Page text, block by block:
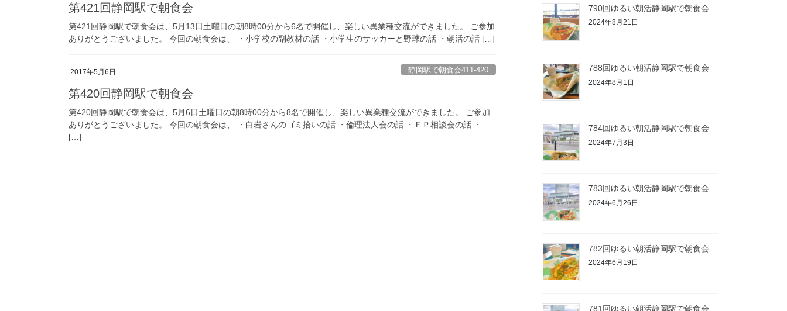
第421回静岡駅で朝食会
第421回静岡駅で朝食会は、5月13日土曜日の朝8時00分から6名で開催し、楽しい異業種交流ができました。 ご参加
ありがとうございました。 今回の朝食会は、 ・小学校の副教材の話 ・小学生のサッカーと野球の話 ・朝活の話 […]
2017年5月6日 静岡駅で朝食会411-420
第420回静岡駅で朝食会
第420回静岡駅で朝食会は、5月6日土曜日の朝8時00分から8名で開催し、楽しい異業種交流ができました。 ご参加
ありがとうございました。 今回の朝食会は、 ・白岩さんのゴミ拾いの話 ・倫理法人会の話 ・ＦＰ相談会の話 ・
[…]
790回ゆるい朝活静岡駅で朝食会
2024年8月21日
788回ゆるい朝活静岡駅で朝食会
2024年8月1日
784回ゆるい朝活静岡駅で朝食会
2024年7月3日
783回ゆるい朝活静岡駅で朝食会
2024年6月26日
782回ゆるい朝活静岡駅で朝食会
2024年6月19日
781回ゆるい朝活静岡駅で朝食会